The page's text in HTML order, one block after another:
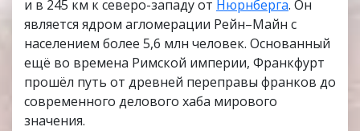
и в 245 км к северо-западу от Нюрнберга. Он
является ядром агломерации Рейн–Майн с
населением более 5,6 млн человек. Основанный
ещё во времена Римской империи, Франкфурт
прошёл путь от древней переправы франков до
современного делового хаба мирового
значения.